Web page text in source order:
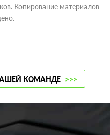
Копирование материалов
КОМАНДЕ >>>